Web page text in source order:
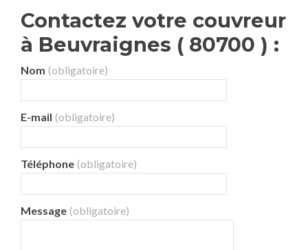
Contactez votre couvreur
à Beuvraignes ( 80700 ) :
Nom (obligatoire)
E-mail (obligatoire)
Téléphone (obligatoire)
Message (obligatoire)